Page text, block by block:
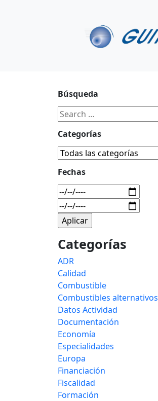
Búsqueda
Categorías
Fechas
Categorías
ADR
Calidad
Combustible
Combustibles alternativos
Datos Actividad
Documentación
Economía
Especialidades
Europa
Financiación
Fiscalidad
Formación